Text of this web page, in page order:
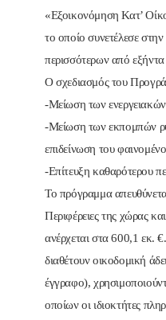
«Εξοικονόμηση Κατ’
το οποίο συνετέλεσε
περισσότερων από εξήντα
Ο σχεδιασμός του
-Μείωση των
-Μείωση των εκπομπών
επιδείνωση του
-Επίτευξη καθαρότερου
Το πρόγραμμα
Περιφέρειες της χώρας
ανέρχεται στα 600,1 εκ.
διαθέτουν οικοδομική
έγγραφο),
οποίων οι ιδιοκτήτες